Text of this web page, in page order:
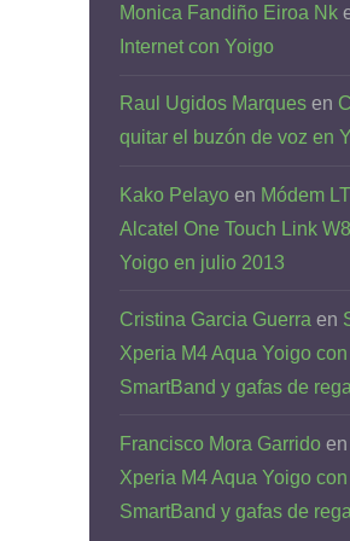
Monica Fandiño Eiroa Nk
Internet con Yoigo
Raul Ugidos Marques en
quitar el buzón de voz en
Kako Pelayo en Módem
Alcatel One Touch Link
Yoigo en julio 2013
Cristina Garcia Guerra en
Xperia M4 Aqua Yoigo con
SmartBand y gafas de
Francisco Mora Garrido en
Xperia M4 Aqua Yoigo con
SmartBand y gafas de